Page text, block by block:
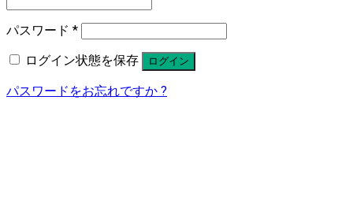
パスワード *
ログイン状態を保存
ログイン
パスワードをお忘れですか ?